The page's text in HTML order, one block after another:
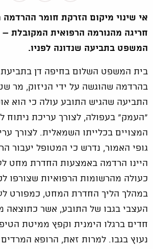
אי שינוי מיקום הזרקת חומר ההרדמה
חריגה מהנורמה הרפואית המקובלת –
המשפט בתביעה שנדונה לפניו.
בית המשפט השלום בחיפה דן בתביעת
בהרדמה שהוגשה על ידי הניזוק, מר
התביעה שהגיש התובע עולה כי הוא
"העמק" בעפולה, לצורך עריכת ניתוח
המצויים בכלייתו השמאלית. לצורך
גופי האמור, נדרש כי המטופל יעבור
היינו הרדמה באמצעות החדרת מחט
כעולה מהרשומות הרפואיות שצורפו
במהלך הליך החדרת המחט, כמפורט
העצבי בגבו של התובע, אשר כתוצאה
חדים ברגלו הימנית וקפץ ממיטת
נעוץ בגבו. למרות זאת, הרופא